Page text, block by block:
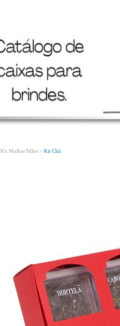
Kit Mulher/Mães > Kit Chá